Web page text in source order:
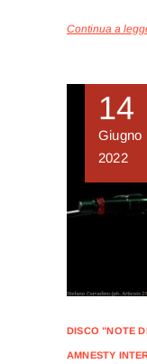
Continua a
14
Giugno
2022
DISCO "NOTE
AMNESTY